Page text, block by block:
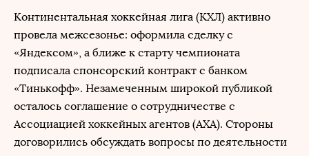
Континентальная хоккейная лига (КХЛ) активно
провела межсезонье: оформила сделку с
«Яндексом», а ближе к старту чемпионата
подписала спонсорский контракт с банком
«Тинькофф». Незамеченным широкой публикой
осталось соглашение о сотрудничестве с
Ассоциацией хоккейных агентов (АХА). Стороны
договорились обсуждать вопросы по деятельности